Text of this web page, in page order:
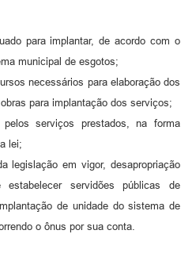
para implantar, de acordo com o
municipal de esgotos;
necessários para elaboração dos
para implantação dos serviços;
serviços prestados, na forma
lei;
legislação em vigor, desapropriação
servidões públicas de
de unidade do sistema de
o ônus por sua conta.